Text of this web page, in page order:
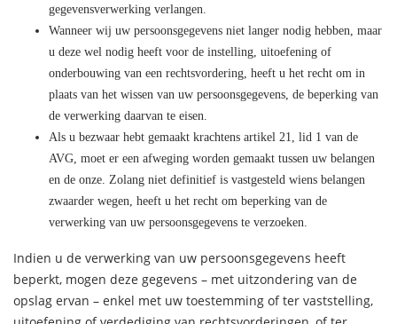
gegevensverwerking verlangen.
Wanneer wij uw persoonsgegevens niet langer nodig hebben, maar
u deze wel nodig heeft voor de instelling, uitoefening of
onderbouwing van een rechtsvordering, heeft u het recht om in
plaats van het wissen van uw persoonsgegevens, de beperking van
de verwerking daarvan te eisen.
Als u bezwaar hebt gemaakt krachtens artikel 21, lid 1 van de
AVG, moet er een afweging worden gemaakt tussen uw belangen
en de onze. Zolang niet definitief is vastgesteld wiens belangen
zwaarder wegen, heeft u het recht om beperking van de
verwerking van uw persoonsgegevens te verzoeken.
Indien u de verwerking van uw persoonsgegevens heeft
beperkt, mogen deze gegevens – met uitzondering van de
opslag ervan – enkel met uw toestemming of ter vaststelling,